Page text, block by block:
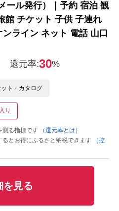
ール発行）｜予約 宿泊 観
館 チケット 子供 子連れ
ライン ネット 電話 山口
還元率:30%
ト・カタログ
り
る指標です
（還元率とは）
とお得にふるさと納税できます
（控
を見る